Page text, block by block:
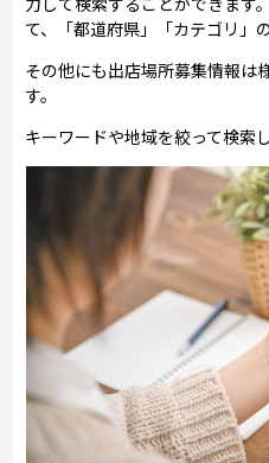
て、「都道府県」「カテゴリ」
その他にも出店場所募集情報は
す。
キーワードや地域を絞って検索